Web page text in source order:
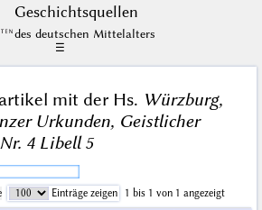
Geschichts­quellen
des deutschen Mittelalters
☰
mit der Hs. Würzburg,
Urkunden, Geistlicher
4 Libell 5
Einträge zeigen
1 bis 1 von 1 angezeigt